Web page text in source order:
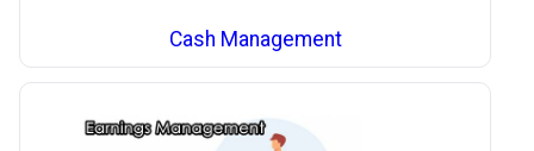
Cash Management